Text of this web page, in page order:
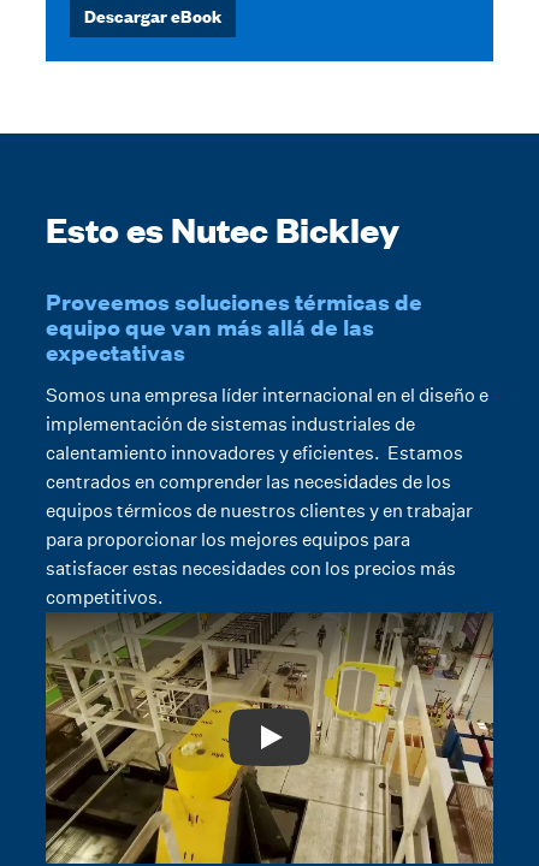
Descargar eBook
Esto es Nutec Bickley
Proveemos soluciones térmicas de
equipo que van más allá de las
expectativas
Somos una empresa líder internacional en el diseño e
implementación de sistemas industriales de
calentamiento innovadores y eficientes. Estamos
centrados en comprender las necesidades de los
equipos térmicos de nuestros clientes y en trabajar
para proporcionar los mejores equipos para
satisfacer estas necesidades con los precios más
competitivos.
Play: Video Title